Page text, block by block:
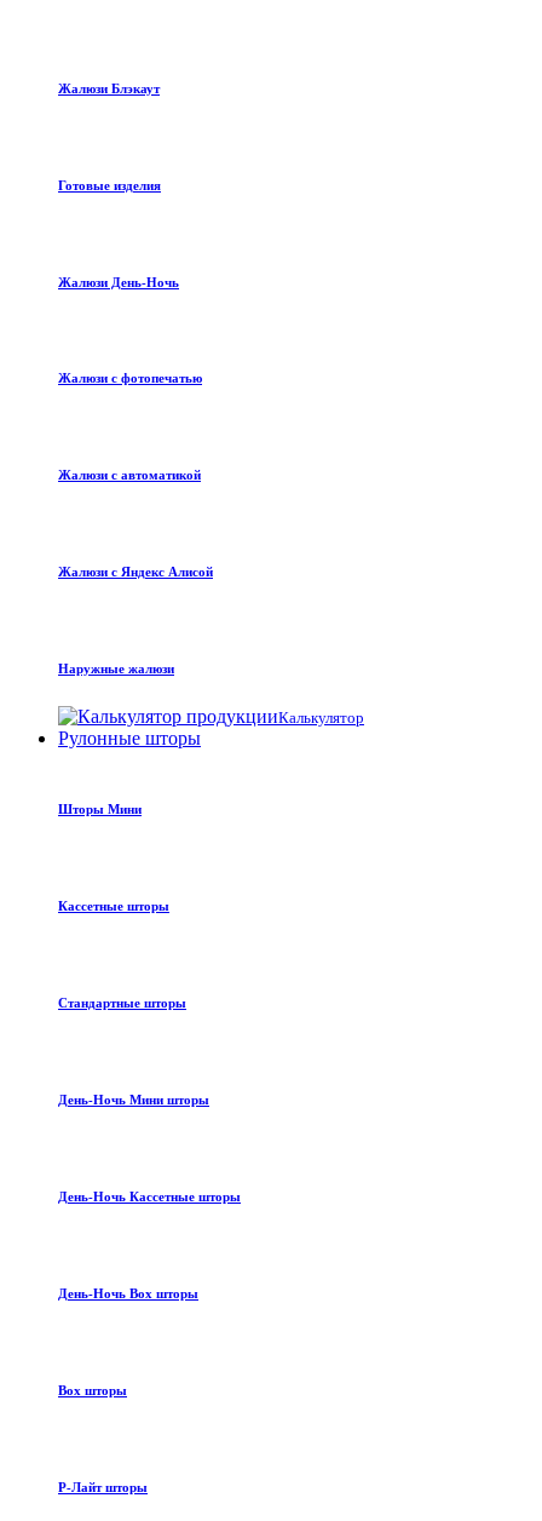
Жалюзи Блэкаут
Готовые изделия
Жалюзи День-Ночь
Жалюзи с фотопечатью
Жалюзи с автоматикой
Жалюзи с Яндекс Алисой
Наружные жалюзи
Калькулятор
Рулонные шторы
Шторы Мини
Кассетные шторы
Стандартные шторы
День-Ночь Мини шторы
День-Ночь Кассетные шторы
День-Ночь Box шторы
Box шторы
Р-Лайт шторы